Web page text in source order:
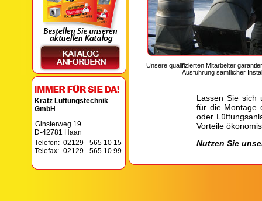
Kratz Lüftungstechnik
GmbH
Ginsterweg 19
D-42781 Haan
Telefon: 02129 - 565 10 15
Telefax: 02129 - 565 10 99
Unsere qualifizierten Mitarbeiter
Ausführung sämtlicher
Lassen Sie sich
für die Montage
oder
Vorteile
Nutzen Sie